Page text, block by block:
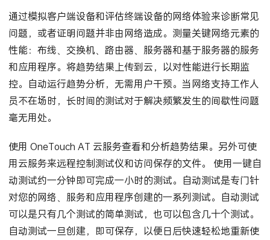
通过模拟客户端设备和评估终端设备的网络体验来诊断常见
问题，或者证明问题并非由网络造成。测量关键网络元素的
性能：布线、交换机、路由器、服务器和基于服务器的服务
和应用程序。将趋势结果上传到云，以对性能进行长期监
控。自动运行趋势分析，无需用户干预。当网络支持工作人
员不在场时，长时间的测试对于解决频繁发生的间歇性问题
毫无用处。
使用 OneTouch AT 云服务查看和分析趋势结果。另外可使
用云服务来远程控制测试仪和访问保存的文件。 使用一键自
动测试约一分钟即可完成一小时的测试。自动测试是专门针
对您的网络、服务和应用程序创建的一系列测试。自动测试
可以是只有几个测试的简单测试，也可以包含几十个测试。
自动测试一旦创建，即可保存，以便日后快速轻松地重新使